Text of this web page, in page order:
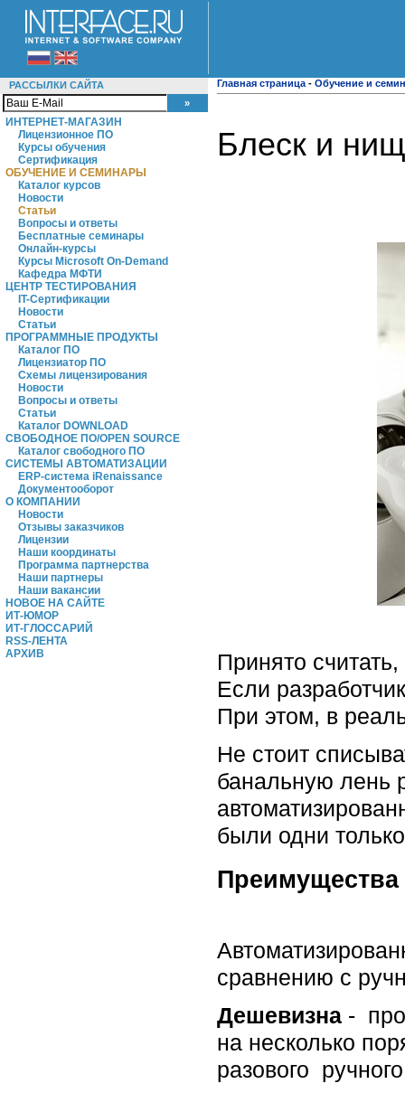
РАССЫЛКИ САЙТА
ИНТЕРНЕТ-МАГАЗИН
Лицензионное ПО
Курсы обучения
Сертификация
ОБУЧЕНИЕ И СЕМИНАРЫ
Каталог курсов
Новости
Статьи
Вопросы и ответы
Бесплатные семинары
Онлайн-курсы
Курсы Microsoft On-Demand
Кафедра МФТИ
ЦЕНТР ТЕСТИРОВАНИЯ
IT-Сертификации
Новости
Статьи
ПРОГРАММНЫЕ ПРОДУКТЫ
Каталог ПО
Лицензиатор ПО
Схемы лицензирования
Новости
Вопросы и ответы
Статьи
Каталог DOWNLOAD
СВОБОДНОЕ ПО/OPEN SOURCE
Каталог свободного ПО
СИСТЕМЫ АВТОМАТИЗАЦИИ
ERP-система iRenaissance
Документооборот
О КОМПАНИИ
Новости
Отзывы заказчиков
Лицензии
Наши координаты
Программа партнерства
Наши партнеры
Наши вакансии
НОВОЕ НА САЙТЕ
ИТ-ЮМОР
ИТ-ГЛОССАРИЙ
RSS-ЛЕНТА
АРХИВ
Главная страница - Обучение и
Блеск и
Принято
Если
При этом, в
Не стоит
банальную лень
были одни
Преимущества
сравнению с
Дешевизна -
на несколько
разового